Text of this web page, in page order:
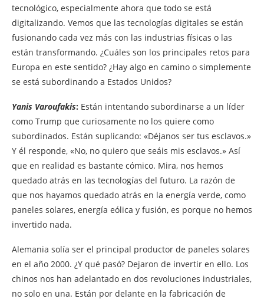
tecnológico, especialmente ahora que todo se está
digitalizando. Vemos que las tecnologías digitales se están
fusionando cada vez más con las industrias físicas o las
están transformando. ¿Cuáles son los principales retos para
Europa en este sentido? ¿Hay algo en camino o simplemente
se está subordinando a Estados Unidos?
Yanis Varoufakis: Están intentando subordinarse a un líder
como Trump que curiosamente no los quiere como
subordinados. Están suplicando: «Déjanos ser tus esclavos.»
Y él responde, «No, no quiero que seáis mis esclavos.» Así
que en realidad es bastante cómico. Mira, nos hemos
quedado atrás en las tecnologías del futuro. La razón de
que nos hayamos quedado atrás en la energía verde, como
paneles solares, energía eólica y fusión, es porque no hemos
invertido nada.
Alemania solía ser el principal productor de paneles solares
en el año 2000. ¿Y qué pasó? Dejaron de invertir en ello. Los
chinos nos han adelantado en dos revoluciones industriales,
no solo en una. Están por delante en la fabricación de